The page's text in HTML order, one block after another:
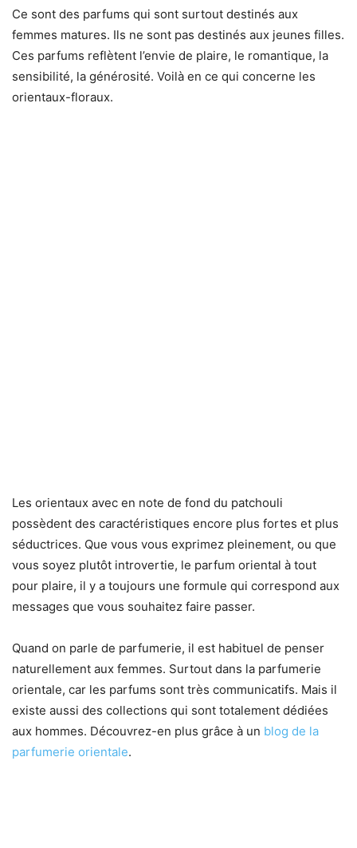
Ce sont des parfums qui sont surtout destinés aux
femmes matures. Ils ne sont pas destinés aux jeunes filles.
Ces parfums reflètent l’envie de plaire, le romantique, la
sensibilité, la générosité. Voilà en ce qui concerne les
orientaux-floraux.
Les orientaux avec en note de fond du patchouli
possèdent des caractéristiques encore plus fortes et plus
séductrices. Que vous vous exprimez pleinement, ou que
vous soyez plutôt introvertie, le parfum oriental à tout
pour plaire, il y a toujours une formule qui correspond aux
messages que vous souhaitez faire passer.
Quand on parle de parfumerie, il est habituel de penser
naturellement aux femmes. Surtout dans la parfumerie
orientale, car les parfums sont très communicatifs. Mais il
existe aussi des collections qui sont totalement dédiées
aux hommes. Découvrez-en plus grâce à un blog de la
parfumerie orientale.